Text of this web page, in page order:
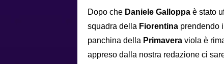
Dopo che Daniele Galloppa è stato
squadra della Fiorentina prendendo
panchina della Primavera viola è
appreso dalla nostra redazione ci